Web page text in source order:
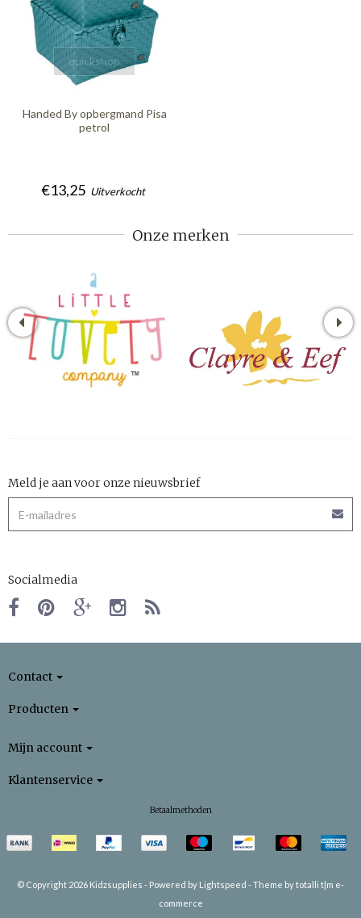
quickshop
Handed By opbergmand Pisa
petrol
€13,25 Uitverkocht
Onze merken
Meld je aan voor onze nieuwsbrief
Socialmedia
Contact
Producten
Mijn account
Klantenservice
Betaalmethoden
© Copyright 2026 Kidzsupplies - Powered by Lightspeed -Theme by totalli t|m e-
commerce